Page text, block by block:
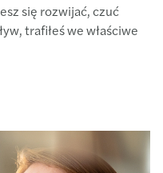
się rozwijać, czuć
trafiłeś we właściwe